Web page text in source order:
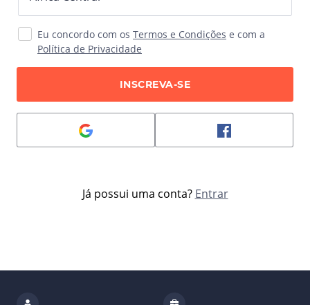
Eu concordo com os Termos e Condições e com a
Política de Privacidade
INSCREVA-SE
Já possui uma conta? Entrar